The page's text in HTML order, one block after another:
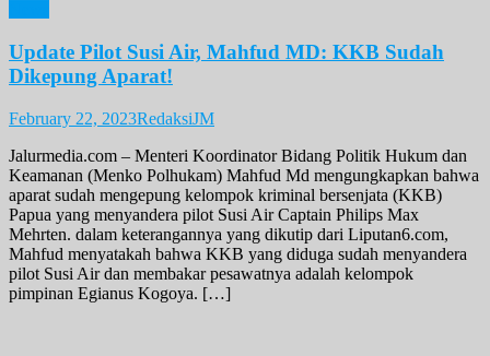
Update Pilot Susi Air, Mahfud MD: KKB Sudah
Dikepung Aparat!
February 22, 2023RedaksiJM
Jalurmedia.com – Menteri Koordinator Bidang Politik Hukum dan
Keamanan (Menko Polhukam) Mahfud Md mengungkapkan bahwa
aparat sudah mengepung kelompok kriminal bersenjata (KKB)
Papua yang menyandera pilot Susi Air Captain Philips Max
Mehrten. dalam keterangannya yang dikutip dari Liputan6.com,
Mahfud menyatakah bahwa KKB yang diduga sudah menyandera
pilot Susi Air dan membakar pesawatnya adalah kelompok
pimpinan Egianus Kogoya. […]